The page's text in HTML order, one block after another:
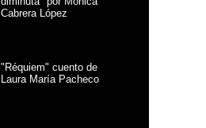
Cabrera López
"Réquiem" cuento de
Laura María Pacheco